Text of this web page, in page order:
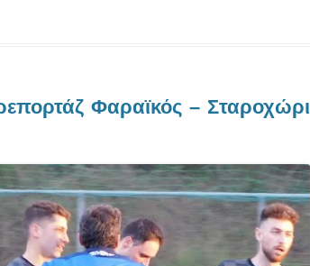
Φαραϊκός – Σταροχώρι